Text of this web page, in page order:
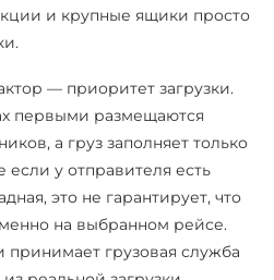
и крупные ящики просто
— приоритет загрузки.
первыми размещаются
а груз заполняет только
у отправителя есть
это не гарантирует, что
на выбранном рейсе.
грузовая служба